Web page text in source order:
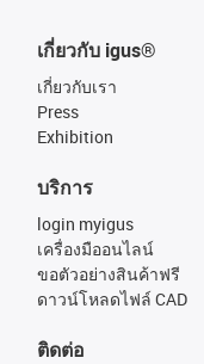
เกี่ยวกับ igus®
เกี่ยวกับเรา
Press
Exhibition
บริการ
login myigus
เครื่องมืออนไลน์
ขอตัวอย่างสินค้าฟรี
ดาวน์โหลดไฟล์ CAD
ติดต่อ